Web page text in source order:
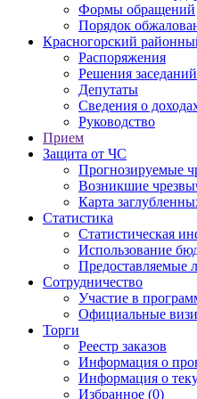
Формы обращений
Порядок
Красногорский
Распоряжения
Решения заседаний
Депутаты
Сведения о
Руководство
Прием
Защита от ЧС
Прогнозируемые
Возникшие
Карта
Статистика
Статистическая
Использование
Предоставляемые
Сотрудничество
Участие в
Официальные
Торги
Реестр заказов
Информация о
Информация о
Избранное (0)